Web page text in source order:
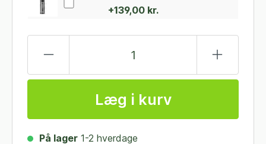
+139,00 kr.
Læg i kurv
På lager 1-2 hverdage